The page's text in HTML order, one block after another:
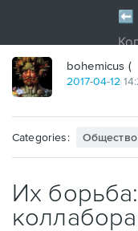
bohemicus (
2017-04-12
Categories: Общество
Их